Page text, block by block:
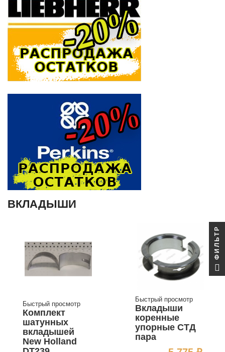
ВКЛАДЫШИ
Быстрый просмотр
Комплект
шатунных
вкладышей
New Holland
Быстрый просмотр
Вкладыши
коренные
упорные СТД
пара
ФИЛЬТР